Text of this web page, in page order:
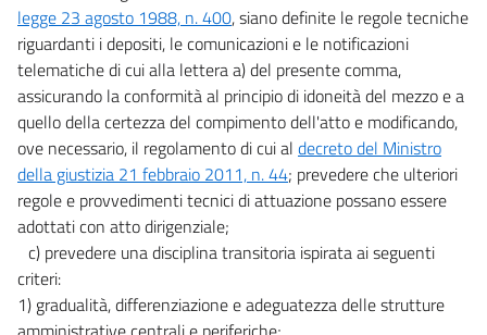
legge 23 agosto 1988, n. 400, siano definite le regole tecniche
riguardanti i depositi, le comunicazioni e le notificazioni
telematiche di cui alla lettera a) del presente comma,
assicurando la conformità al principio di idoneità del mezzo e a
quello della certezza del compimento dell'atto e modificando,
ove necessario, il regolamento di cui al decreto del Ministro
della giustizia 21 febbraio 2011, n. 44; prevedere che ulteriori
regole e provvedimenti tecnici di attuazione possano essere
adottati con atto dirigenziale;
c) prevedere una disciplina transitoria ispirata ai seguenti
criteri:
1) gradualità, differenziazione e adeguatezza delle strutture